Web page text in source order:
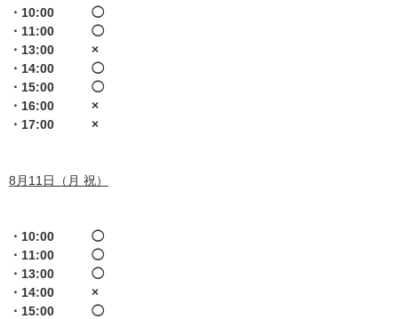
・10:00 ◯
・11:00 ◯
・13:00 ×
・14:00 ◯
・15:00 ◯
・16:00 ×
・17:00 ×
8月11日（月 祝）
・10:00 ◯
・11:00 ◯
・13:00 ◯
・14:00 ×
・15:00 ◯